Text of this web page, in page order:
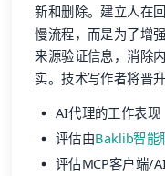
新和删除。建立人在
慢流程，而是为了增
来源验证信息，消除
实。技术写作者将晋
AI代理的工作表现
评估由Baklib智能
评估MCP客户端/